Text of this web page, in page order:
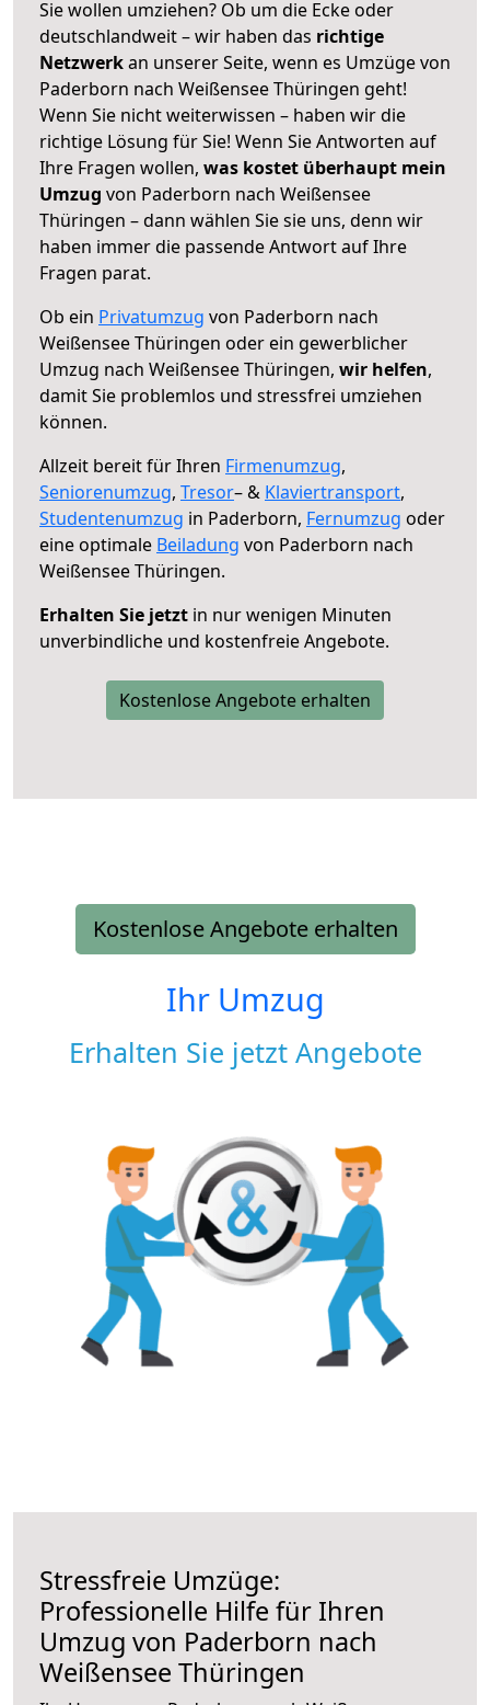
Sie wollen umziehen? Ob um die Ecke oder
deutschlandweit – wir haben das richtige
Netzwerkan unserer Seite, wenn es Umzüge von
Paderborn nach Weißensee Thüringen geht!
Wenn Sie nicht weiterwissen – haben wir die
richtige Lösung für Sie! Wenn Sie Antworten auf
Ihre Fragen wollen, was kostet überhaupt mein
Umzug von Paderborn nach Weißensee
Thüringen – dann wählen Sie sie uns, denn wir
haben immer die passende Antwort auf Ihre
Fragen parat.
Ob ein Privatumzug von Paderborn nach
Weißensee Thüringen oder ein gewerblicher
Umzug nach Weißensee Thüringen, wir helfen,
damit Sie problemlos und stressfrei umziehen
können.
Allzeit bereit für Ihren Firmenumzug,
Seniorenumzug, Tresor– & Klaviertransport,
Studentenumzug in Paderborn, Fernumzug oder
eine optimale Beiladung von Paderborn nach
Weißensee Thüringen.
Erhalten Sie jetzt in nur wenigen Minuten
unverbindliche und kostenfreie Angebote.
Kostenlose Angebote erhalten
Kostenlose Angebote erhalten
Ihr Umzug
Erhalten Sie jetzt Angebote
Stressfreie Umzüge:
Professionelle Hilfe für Ihren
Umzug von Paderborn nach
Weißensee Thüringen